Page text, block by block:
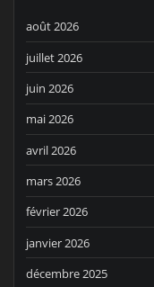
août 2026
juillet 2026
juin 2026
mai 2026
avril 2026
mars 2026
février 2026
janvier 2026
décembre 2025